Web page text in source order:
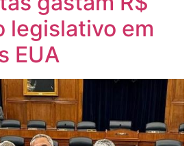
legislativo em
EUA